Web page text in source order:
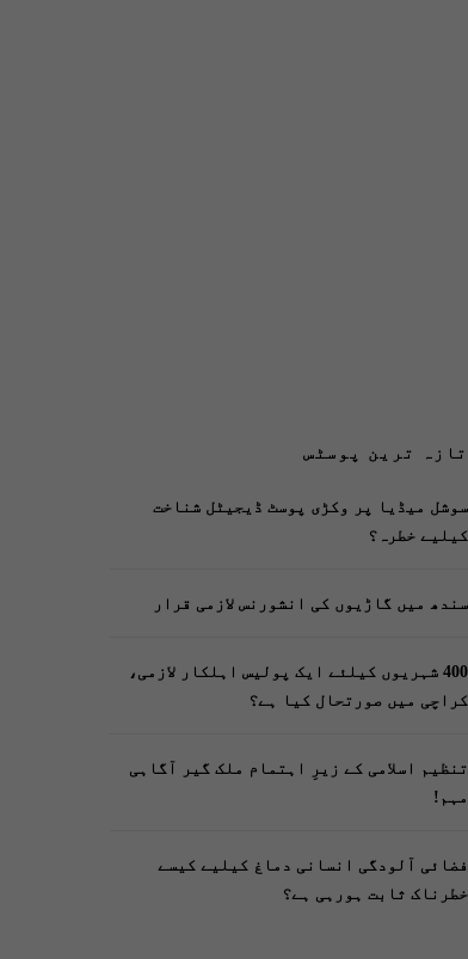
تازہ ترین پوسٹس
سوشل میڈیا پر وکڑی پوسٹ ڈیجیٹل شناخت
کیلیے خطرہ؟
سندھ میں گاڑیوں کی انشورنس لازمی قرار
400 شہریوں کیلئے ایک پولیس اہلکار لازمی،
کراچی میں صورتحال کیا ہے؟
تنظیم اسلامی کے زیرِ اہتمام ملک گیر آگاہی
مہم!
فضائی آلودگی انسانی دماغ کیلیے کیسے
خطرناک ثابت ہورہی ہے؟